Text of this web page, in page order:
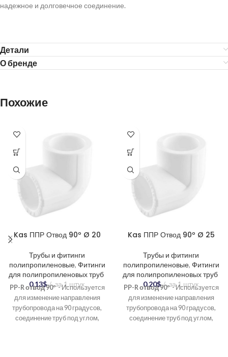
надежное и долговечное соединение.
Детали
О бренде
Похожие
Kas ППР Отвод 90º Ø 20
Трубы и фитинги
полипропиленовые, Фитинги
для полипропиленовых труб
0.13$ за 1 штук
PP-R отвод 90º- Используется
для изменение направления
трубопровода на 90 градусов,
соединение труб под углом,
Kas ППР Отвод 90º Ø 25
Трубы и фитинги
полипропиленовые, Фитинги
для полипропиленовых труб
0.20$ за 1 штук
PP-R отвод 90º- Используется
для изменение направления
трубопровода на 90 градусов,
соединение труб под углом,